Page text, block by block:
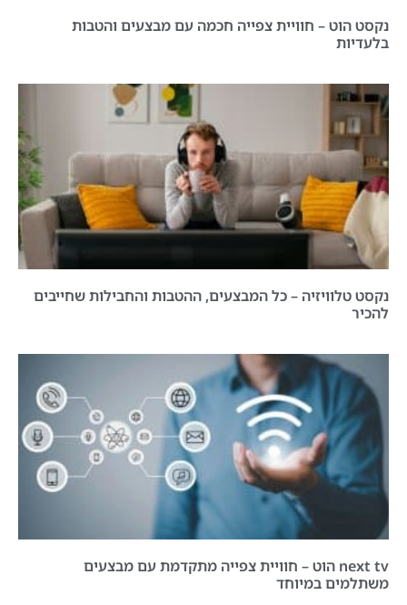
נקסט הוט – חוויית צפייה חכמה עם מבצעים והטבות
בלעדיות
נקסט טלוויזיה – כל המבצעים, ההטבות והחבילות שחייבים
להכיר
next tv הוט – חוויית צפייה מתקדמת עם מבצעים
משתלמים במיוחד